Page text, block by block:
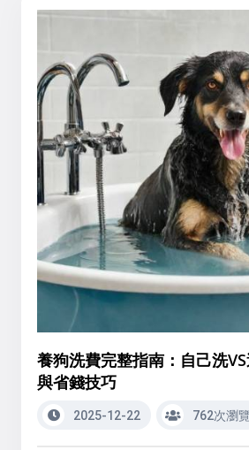
養狗洗費完整指南：自己洗
與省錢技巧
2025-12-22 762次瀏覽